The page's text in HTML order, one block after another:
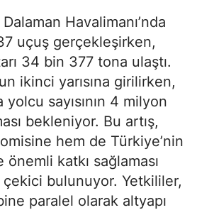
Dalaman Havalimanı’nda
uçuş gerçekleşirken,
34 bin 377 tona ulaştı.
ikinci yarısına girilirken,
yolcu sayısının 4 milyon
bekleniyor. Bu artış,
hem de Türkiye’nin
katkı sağlaması
çekici bulunuyor. Yetkililer,
paralel olarak altyapı